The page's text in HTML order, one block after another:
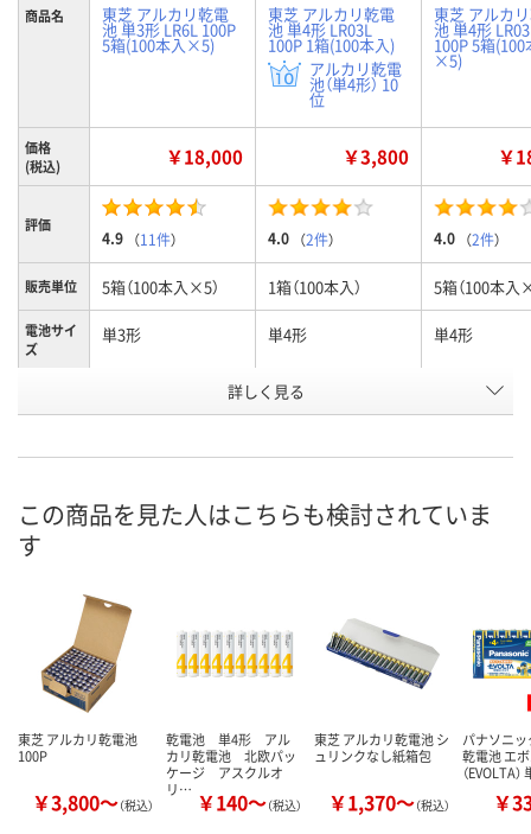
商品名 東芝 アルカリ乾電
池 単3形 LR6L 100P
5箱(100本入×5)
東芝 アルカリ乾電
池 単4形 LR03L
100P 1箱(100本入)
アルカリ乾電
池（単4形） 10
位
東芝 アルカ
池 単4形
100P 5箱(100
×5)
価格
(税込)
￥18,000 ￥3,800 ￥
評価
4.9 （11件） 4.0 （2件） 4.0 （2件）
販売単位 5箱（100本入×5） 1箱（100本入） 5箱（100本入
電池サイ
ズ
単3形 単4形 単4形
AA90760 HE61933
詳しく見る
この商品を見た人はこちらも検討されていま
す
東芝 アルカリ乾電池
100P
￥3,800～（税込）
乾電池 単4形 アル
カリ乾電池 北欧パッ
ケージ アスクルオ
リ… ￥140～（税込）
東芝 アルカリ乾電池 シ
ュリンクなし紙箱包
￥1,370～（税込）
パナソニ
乾電池 エ
（EVOLTA
￥